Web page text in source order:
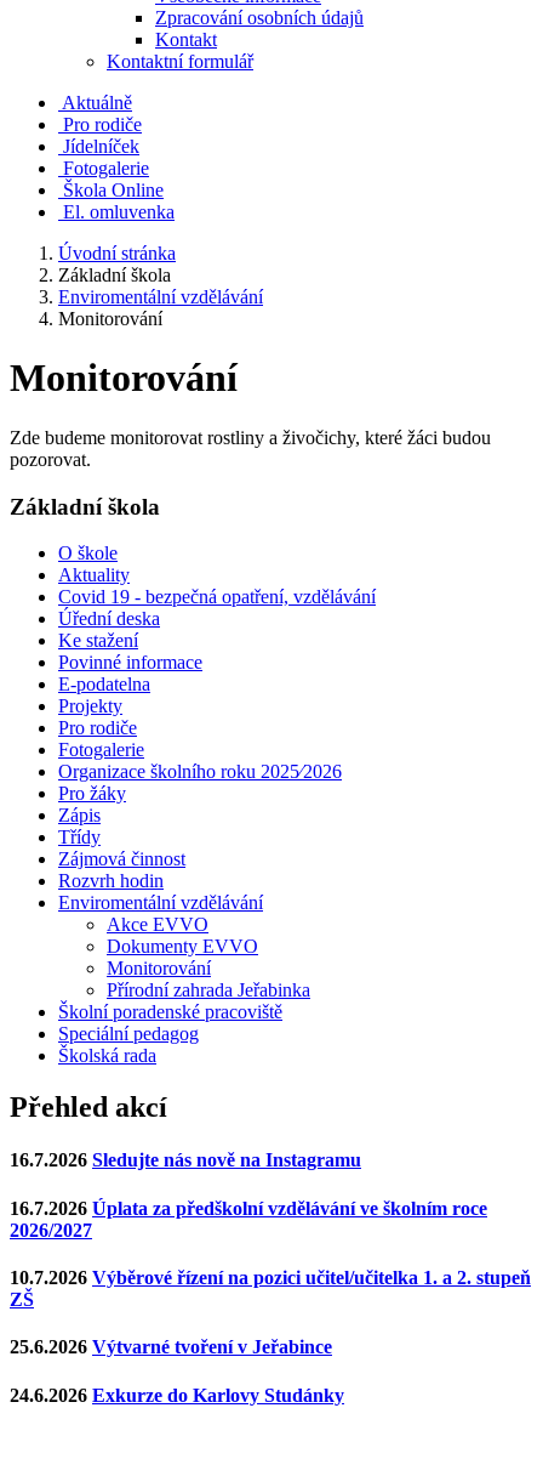
Zpracování osobních údajů
Kontakt
Kontaktní formulář
Aktuálně
Pro rodiče
Jídelníček
Fotogalerie
Škola Online
El. omluvenka
Úvodní stránka
Základní škola
Enviromentální vzdělávání
Monitorování
Monitorování
Zde budeme monitorovat rostliny a živočichy, které žáci budou
pozorovat.
Základní škola
O škole
Aktuality
Covid 19 - bezpečná opatření, vzdělávání
Úřední deska
Ke stažení
Povinné informace
E-podatelna
Projekty
Pro rodiče
Fotogalerie
Organizace školního roku 2025⁄2026
Pro žáky
Zápis
Třídy
Zájmová činnost
Rozvrh hodin
Enviromentální vzdělávání
Akce EVVO
Dokumenty EVVO
Monitorování
Přírodní zahrada Jeřabinka
Školní poradenské pracoviště
Speciální pedagog
Školská rada
Přehled akcí
16.7.2026 Sledujte nás nově na Instagramu
16.7.2026 Úplata za předškolní vzdělávání ve školním roce
2026/2027
10.7.2026 Výběrové řízení na pozici učitel/učitelka 1. a 2. stupeň
ZŠ
25.6.2026 Výtvarné tvoření v Jeřabince
24.6.2026 Exkurze do Karlovy Studánky